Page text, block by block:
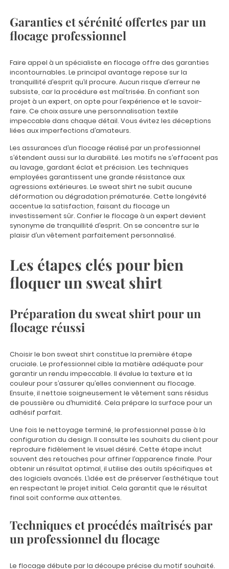
Garanties et sérénité offertes par un
flocage professionnel
Faire appel à un spécialiste en flocage offre des garanties
incontournables. Le principal avantage repose sur la
tranquillité d’esprit qu’il procure. Aucun risque d’erreur ne
subsiste, car la procédure est maîtrisée. En confiant son
projet à un expert, on opte pour l’expérience et le savoir-
faire. Ce choix assure une personnalisation textile
impeccable dans chaque détail. Vous évitez les déceptions
liées aux imperfections d’amateurs.
Les assurances d’un flocage réalisé par un professionnel
s’étendent aussi sur la durabilité. Les motifs ne s’effacent pas
au lavage, gardant éclat et précision. Les techniques
employées garantissent une grande résistance aux
agressions extérieures. Le sweat shirt ne subit aucune
déformation ou dégradation prématurée. Cette longévité
accentue la satisfaction, faisant du flocage un
investissement sûr. Confier le flocage à un expert devient
synonyme de tranquillité d’esprit. On se concentre sur le
plaisir d’un vêtement parfaitement personnalisé.
Les étapes clés pour bien
floquer un sweat shirt
Préparation du sweat shirt pour un
flocage réussi
Choisir le bon sweat shirt constitue la première étape
cruciale. Le professionnel cible la matière adéquate pour
garantir un rendu impeccable. Il évalue la texture et la
couleur pour s’assurer qu’elles conviennent au flocage.
Ensuite, il nettoie soigneusement le vêtement sans résidus
de poussière ou d’humidité. Cela prépare la surface pour un
adhésif parfait.
Une fois le nettoyage terminé, le professionnel passe à la
configuration du design. Il consulte les souhaits du client pour
reproduire fidèlement le visuel désiré. Cette étape inclut
souvent des retouches pour affiner l’apparence finale. Pour
obtenir un résultat optimal, il utilise des outils spécifiques et
des logiciels avancés. L’idée est de préserver l’esthétique tout
en respectant le projet initial. Cela garantit que le résultat
final soit conforme aux attentes.
Techniques et procédés maîtrisés par
un professionnel du flocage
Le flocage débute par la découpe précise du motif souhaité.